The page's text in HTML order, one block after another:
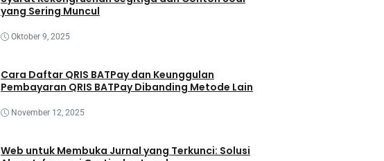
yang Sering Muncul
Oktober 9, 2025
Cara Daftar QRIS BATPay dan Keunggulan
Pembayaran QRIS BATPay Dibanding Metode Lain
November 12, 2025
Web untuk Membuka Jurnal yang Terkunci: Solusi